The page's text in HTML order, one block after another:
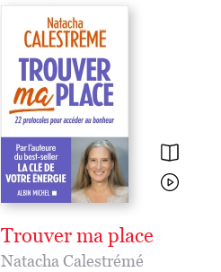
Trouver ma place
Natacha Calestrémé